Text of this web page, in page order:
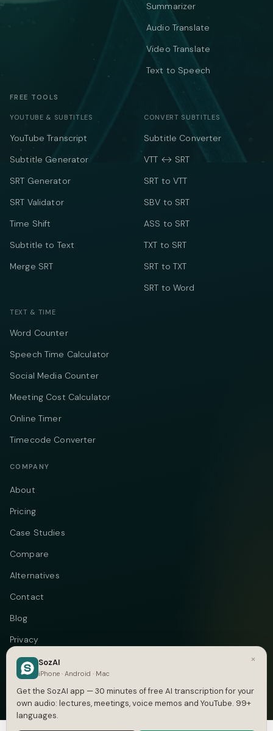
Summarizer
Audio Translate
Video Translate
Text to Speech
FREE TOOLS
YOUTUBE & SUBTITLES
YouTube Transcript
Subtitle Generator
SRT Generator
SRT Validator
Time Shift
Subtitle to Text
Merge SRT
CONVERT SUBTITLES
Subtitle Converter
VTT ↔ SRT
SRT to VTT
SBV to SRT
ASS to SRT
TXT to SRT
SRT to TXT
SRT to Word
TEXT & TIME
Word Counter
Speech Time Calculator
Social Media Counter
Meeting Cost Calculator
Online Timer
Timecode Converter
COMPANY
About
Pricing
Case Studies
Compare
Alternatives
Contact
Blog
Privacy
Terms
DMCA
×
SozAI
iPhone · Android · Mac
Get the SozAI app — 30 minutes of free AI transcription for your
own audio: lectures, meetings, voice memos and YouTube. 99+
languages.